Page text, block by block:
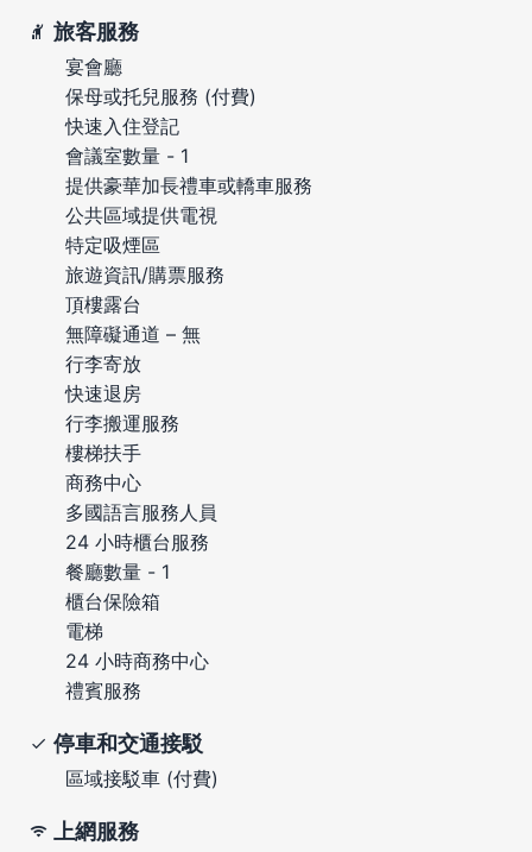
旅客服務
宴會廳
保母或托兒服務 (付費)
快速入住登記
會議室數量 - 1
提供豪華加長禮車或轎車服務
公共區域提供電視
特定吸煙區
旅遊資訊/購票服務
頂樓露台
無障礙通道 – 無
行李寄放
快速退房
行李搬運服務
樓梯扶手
商務中心
多國語言服務人員
24 小時櫃台服務
餐廳數量 - 1
櫃台保險箱
電梯
24 小時商務中心
禮賓服務
停車和交通接駁
區域接駁車 (付費)
上網服務